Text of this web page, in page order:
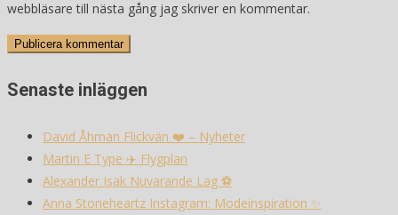
webbläsare till nästa gång jag skriver en kommentar.
Senaste inläggen
David Åhman Flickvän ❤️ – Nyheter
Martin E Type ✈️ Flygplan
Alexander Isak Nuvarande Lag ⚽️
Anna Stoneheartz Instagram: Modeinspiration ✨